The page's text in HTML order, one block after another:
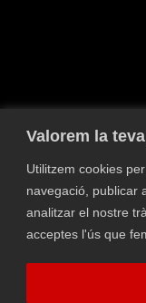
Valorem la
Utilitzem cookies
navegació, publicar
analitzar el nostre
acceptes l'ús que
Política de
legal
Política
Finançat pel
Transformació i